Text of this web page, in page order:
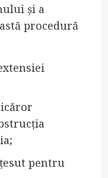
și a
procedură
pentru